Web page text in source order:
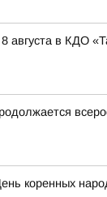
августа в КДО
коренных